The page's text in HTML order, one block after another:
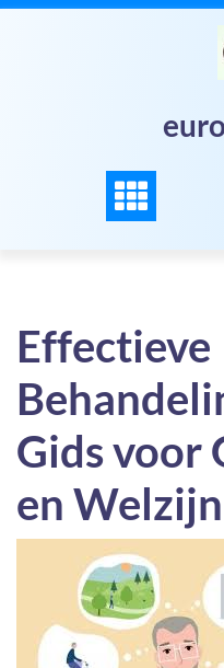
Skip
Effectieve
Gids voor
en Welzijn